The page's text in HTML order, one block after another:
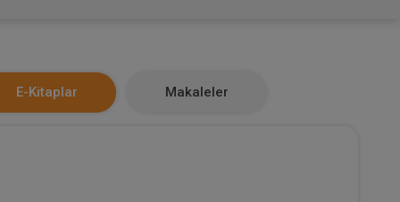
E-Kitaplar Makaleler